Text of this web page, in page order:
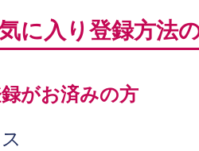
に入り登録方法
がお済みの方